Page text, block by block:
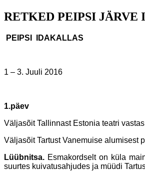
RETKED PEIPSI
PEIPSI IDAKALLAS
1 – 3. Juuli 2016
1.päev
Väljasõit Tallinnast Estonia teatri
Väljasõit Tartust Vanemuise alumisest
Lüübnitsa. Esmakordselt on küla
suurtes kuivatusahjudes ja müüdi